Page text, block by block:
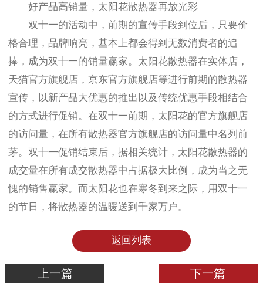
好产品高销量，太阳花散热器再放光彩
双十一的活动中，前期的宣传手段到位后，只要价
格合理，品牌响亮，基本上都会得到无数消费者的追
捧，成为双十一的销量赢家。太阳花散热器在实体店，
天猫官方旗舰店，京东官方旗舰店等进行前期的散热器
宣传，以新产品大优惠的推出以及传统优惠手段相结合
的方式进行促销。在双十一前期，太阳花的官方旗舰店
的访问量，在所有散热器官方旗舰店的访问量中名列前
茅。双十一促销结束后，据相关统计，太阳花散热器的
成交量在所有成交散热器中占据极大比例，成为当之无
愧的销售赢家。而太阳花也在寒冬到来之际，用双十一
的节日，将散热器的温暖送到千家万户。
返回列表
上一篇 下一篇